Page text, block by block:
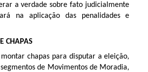
a verdade sobre fato judicialmente
na aplicação das penalidades e
CHAPAS
montar chapas para disputar a eleição,
de Movimentos de Moradia,